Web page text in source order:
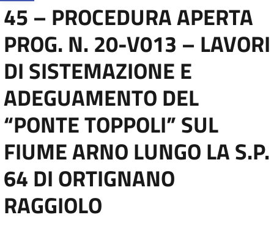
45 – PROCEDURA APERTA
PROG. N. 20-V013 – LAVORI
DI SISTEMAZIONE E
ADEGUAMENTO DEL
“PONTE TOPPOLI” SUL
FIUME ARNO LUNGO LA S.P.
64 DI ORTIGNANO
RAGGIOLO